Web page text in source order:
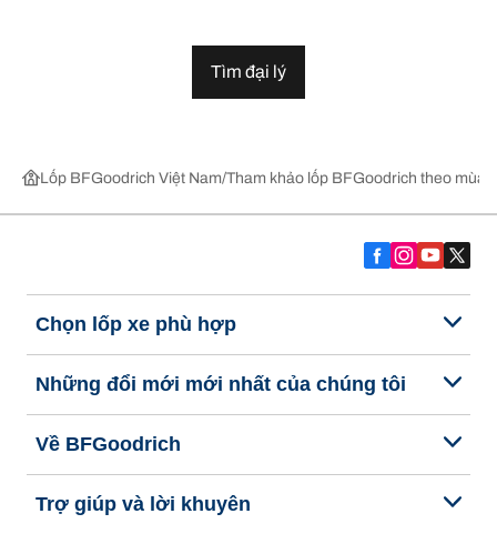
Tìm đại lý
Lốp BFGoodrich Việt Nam Tham khảo lốp BFGoodrich theo
Chọn lốp xe phù hợp
Những đổi mới mới nhất của chúng tôi
Về BFGoodrich
Trợ giúp và lời khuyên